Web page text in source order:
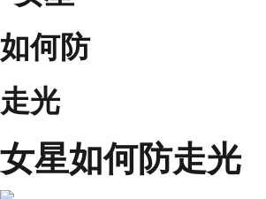
女星如何防走光